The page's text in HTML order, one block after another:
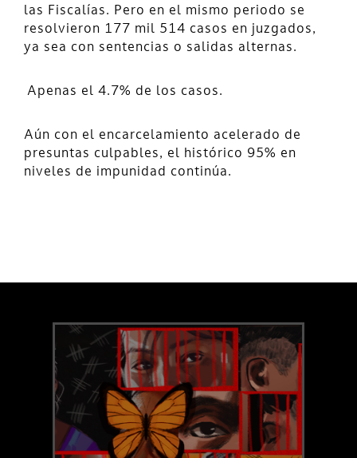
las Fiscalías. Pero en el mismo periodo se
resolvieron 177 mil 514 casos en juzgados,
ya sea con sentencias o salidas alternas.
Apenas el 4.7% de los casos.
Aún con el encarcelamiento acelerado de
presuntas culpables, el histórico 95% en
niveles de impunidad continúa.